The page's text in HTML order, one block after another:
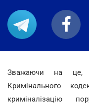
Зважаючи на це,
Кримінального
криміналізацію